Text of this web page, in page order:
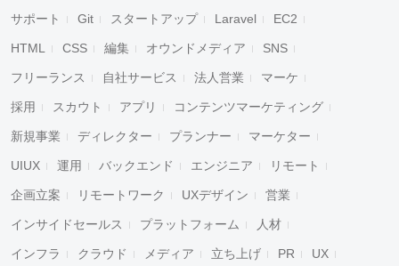
サポート Git スタートアップ Laravel EC2
HTML CSS 編集 オウンドメディア SNS
フリーランス 自社サービス 法人営業 マーケ
採用 スカウト アプリ コンテンツマーケティング
新規事業 ディレクター プランナー マーケター
UIUX 運用 バックエンド エンジニア リモート
企画立案 リモートワーク UXデザイン 営業
インサイドセールス プラットフォーム 人材
インフラ クラウド メディア 立ち上げ PR UX